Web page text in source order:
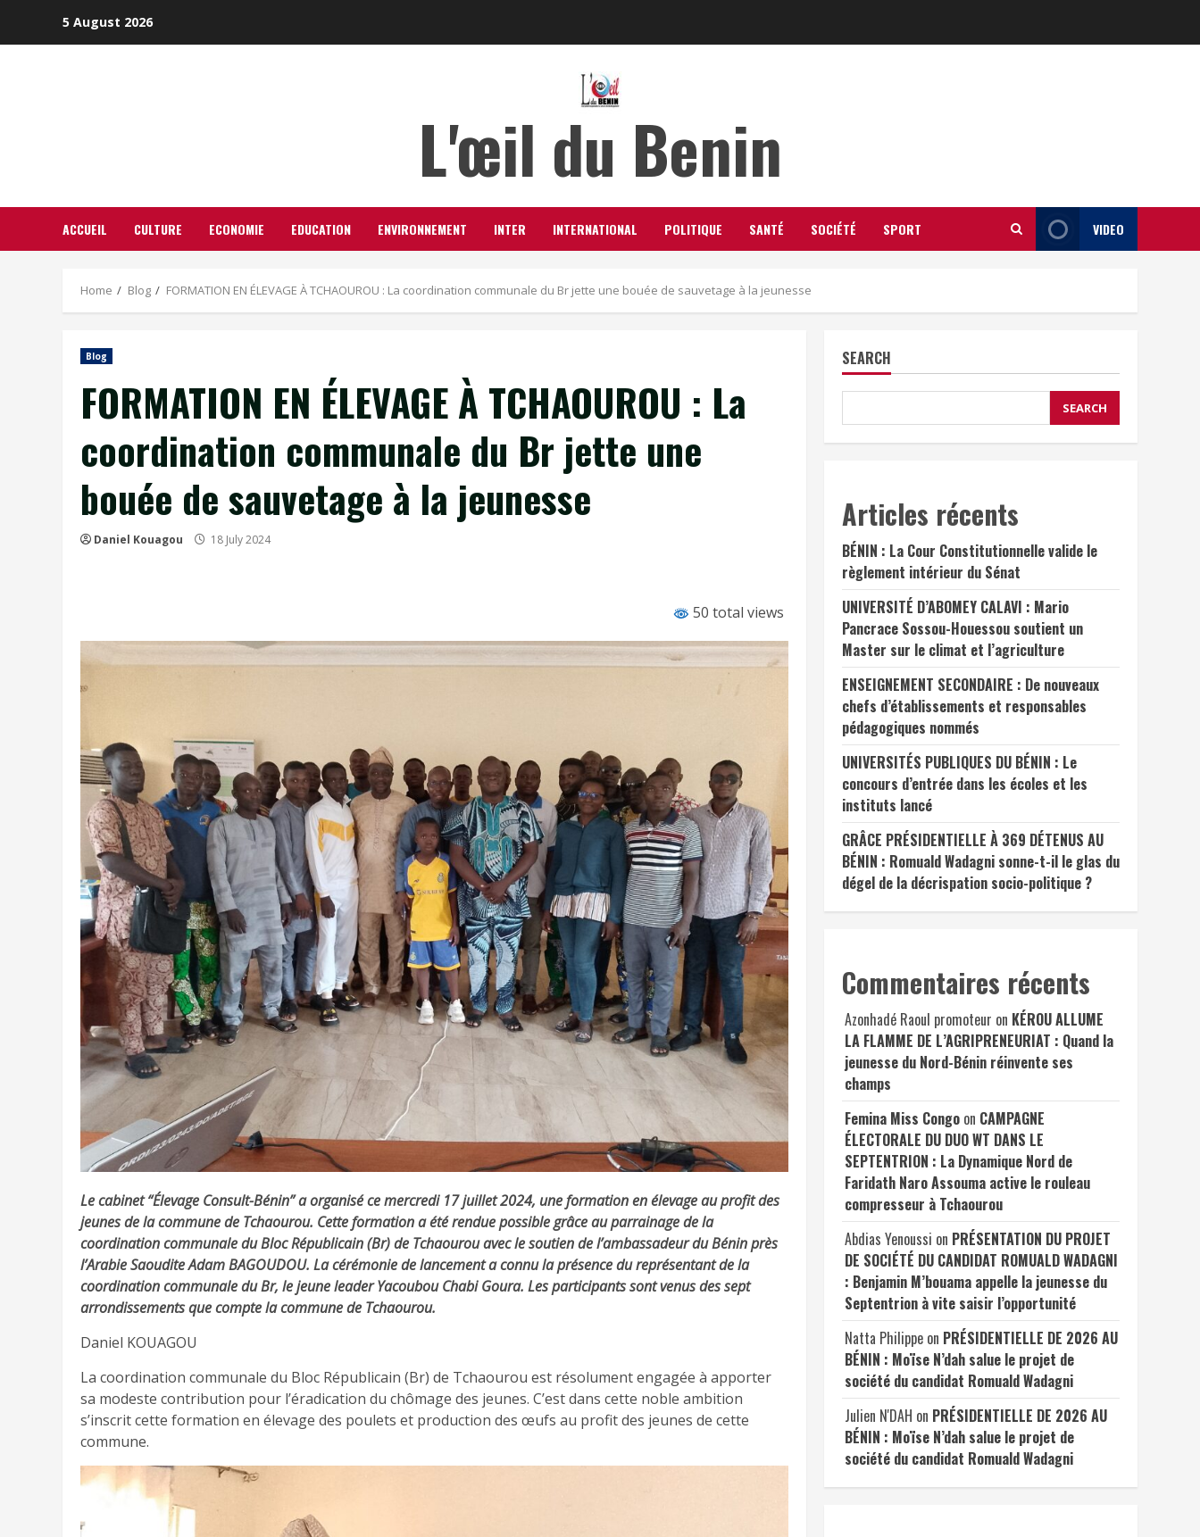
5 August 2026
L'œil du Benin
ACCUEIL CULTURE ECONOMIE EDUCATION ENVIRONNEMENT INTER INTERNATIONAL POLITIQUE SANTÉ SOCIÉTÉ SPORT VIDEO
Home Blog FORMATION EN ÉLEVAGE À TCHAOUROU : La coordination communale du Br jette une bouée de sauvetage à la jeunesse
Blog
FORMATION EN ÉLEVAGE À TCHAOUROU : La
coordination communale du Br jette une
bouée de sauvetage à la jeunesse
Daniel Kouagou 18 July 2024
50 total views
Le cabinet “Élevage Consult-Bénin” a organisé ce mercredi 17 juillet 2024, une formation en élevage au profit des
jeunes de la commune de Tchaourou. Cette formation a été rendue possible grâce au parrainage de la
coordination communale du Bloc Républicain (Br) de Tchaourou avec le soutien de l’ambassadeur du Bénin près
l’Arabie Saoudite Adam BAGOUDOU. La cérémonie de lancement a connu la présence du représentant de la
coordination communale du Br, le jeune leader Yacoubou Chabi Goura. Les participants sont venus des sept
arrondissements que compte la commune de Tchaourou.
Daniel KOUAGOU
La coordination communale du Bloc Républicain (Br) de Tchaourou est résolument engagée à apporter
sa modeste contribution pour l’éradication du chômage des jeunes. C’est dans cette noble ambition
s’inscrit cette formation en élevage des poulets et production des œufs au profit des jeunes de cette
commune.
SEARCH
SEARCH
Articles récents
BÉNIN : La Cour Constitutionnelle valide le
règlement intérieur du Sénat
UNIVERSITÉ D’ABOMEY CALAVI : Mario
Pancrace Sossou-Houessou soutient un
Master sur le climat et l’agriculture
ENSEIGNEMENT SECONDAIRE : De nouveaux
chefs d’établissements et responsables
pédagogiques nommés
UNIVERSITÉS PUBLIQUES DU BÉNIN : Le
concours d’entrée dans les écoles et les
instituts lancé
GRÂCE PRÉSIDENTIELLE À 369 DÉTENUS AU
BÉNIN : Romuald Wadagni sonne-t-il le glas du
dégel de la décrispation socio-politique ?
Commentaires récents
Azonhadé Raoul promoteur on KÉROU ALLUME
LA FLAMME DE L’AGRIPRENEURIAT : Quand la
jeunesse du Nord-Bénin réinvente ses
champs
Femina Miss Congoon CAMPAGNE
ÉLECTORALE DU DUO WT DANS LE
SEPTENTRION : La Dynamique Nord de
Faridath Naro Assouma active le rouleau
compresseur à Tchaourou
Abdias Yenoussi on PRÉSENTATION DU PROJET
DE SOCIÉTÉ DU CANDIDAT ROMUALD WADAGNI
: Benjamin M’bouama appelle la jeunesse du
Septentrion à vite saisir l’opportunité
Natta Philippeon PRÉSIDENTIELLE DE 2026 AU
BÉNIN : Moïse N’dah salue le projet de
société du candidat Romuald Wadagni
Julien N'DAH on PRÉSIDENTIELLE DE 2026 AU
BÉNIN : Moïse N’dah salue le projet de
société du candidat Romuald Wadagni